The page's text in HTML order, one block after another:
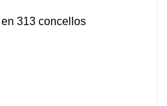
313 concellos